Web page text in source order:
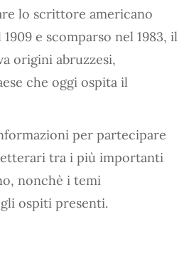
lo scrittore americano
e scomparso nel 1983, il
origini abruzzesi,
che oggi ospita il
per partecipare
tra i più importanti
nonchè i temi
gli ospiti presenti.